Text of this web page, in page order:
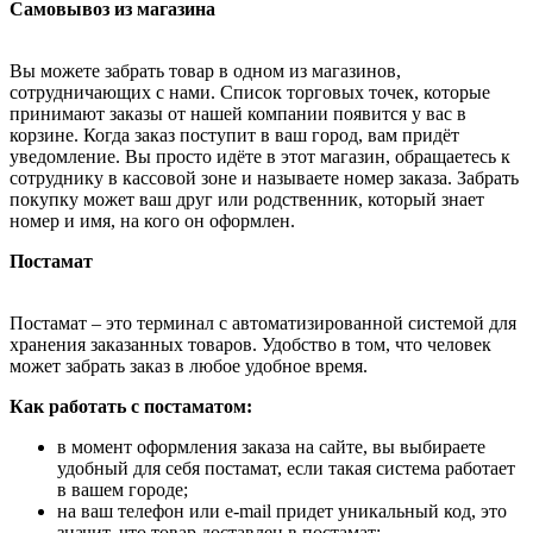
Самовывоз из магазина
Вы можете забрать товар в одном из магазинов,
сотрудничающих с нами. Список торговых точек, которые
принимают заказы от нашей компании появится у вас в
корзине. Когда заказ поступит в ваш город, вам придёт
уведомление. Вы просто идёте в этот магазин, обращаетесь к
сотруднику в кассовой зоне и называете номер заказа. Забрать
покупку может ваш друг или родственник, который знает
номер и имя, на кого он оформлен.
Постамат
Постамат – это терминал с автоматизированной системой для
хранения заказанных товаров. Удобство в том, что человек
может забрать заказ в любое удобное время.
Как работать с постаматом:
в момент оформления заказа на сайте, вы выбираете
удобный для себя постамат, если такая система работает
в вашем городе;
на ваш телефон или e-mail придет уникальный код, это